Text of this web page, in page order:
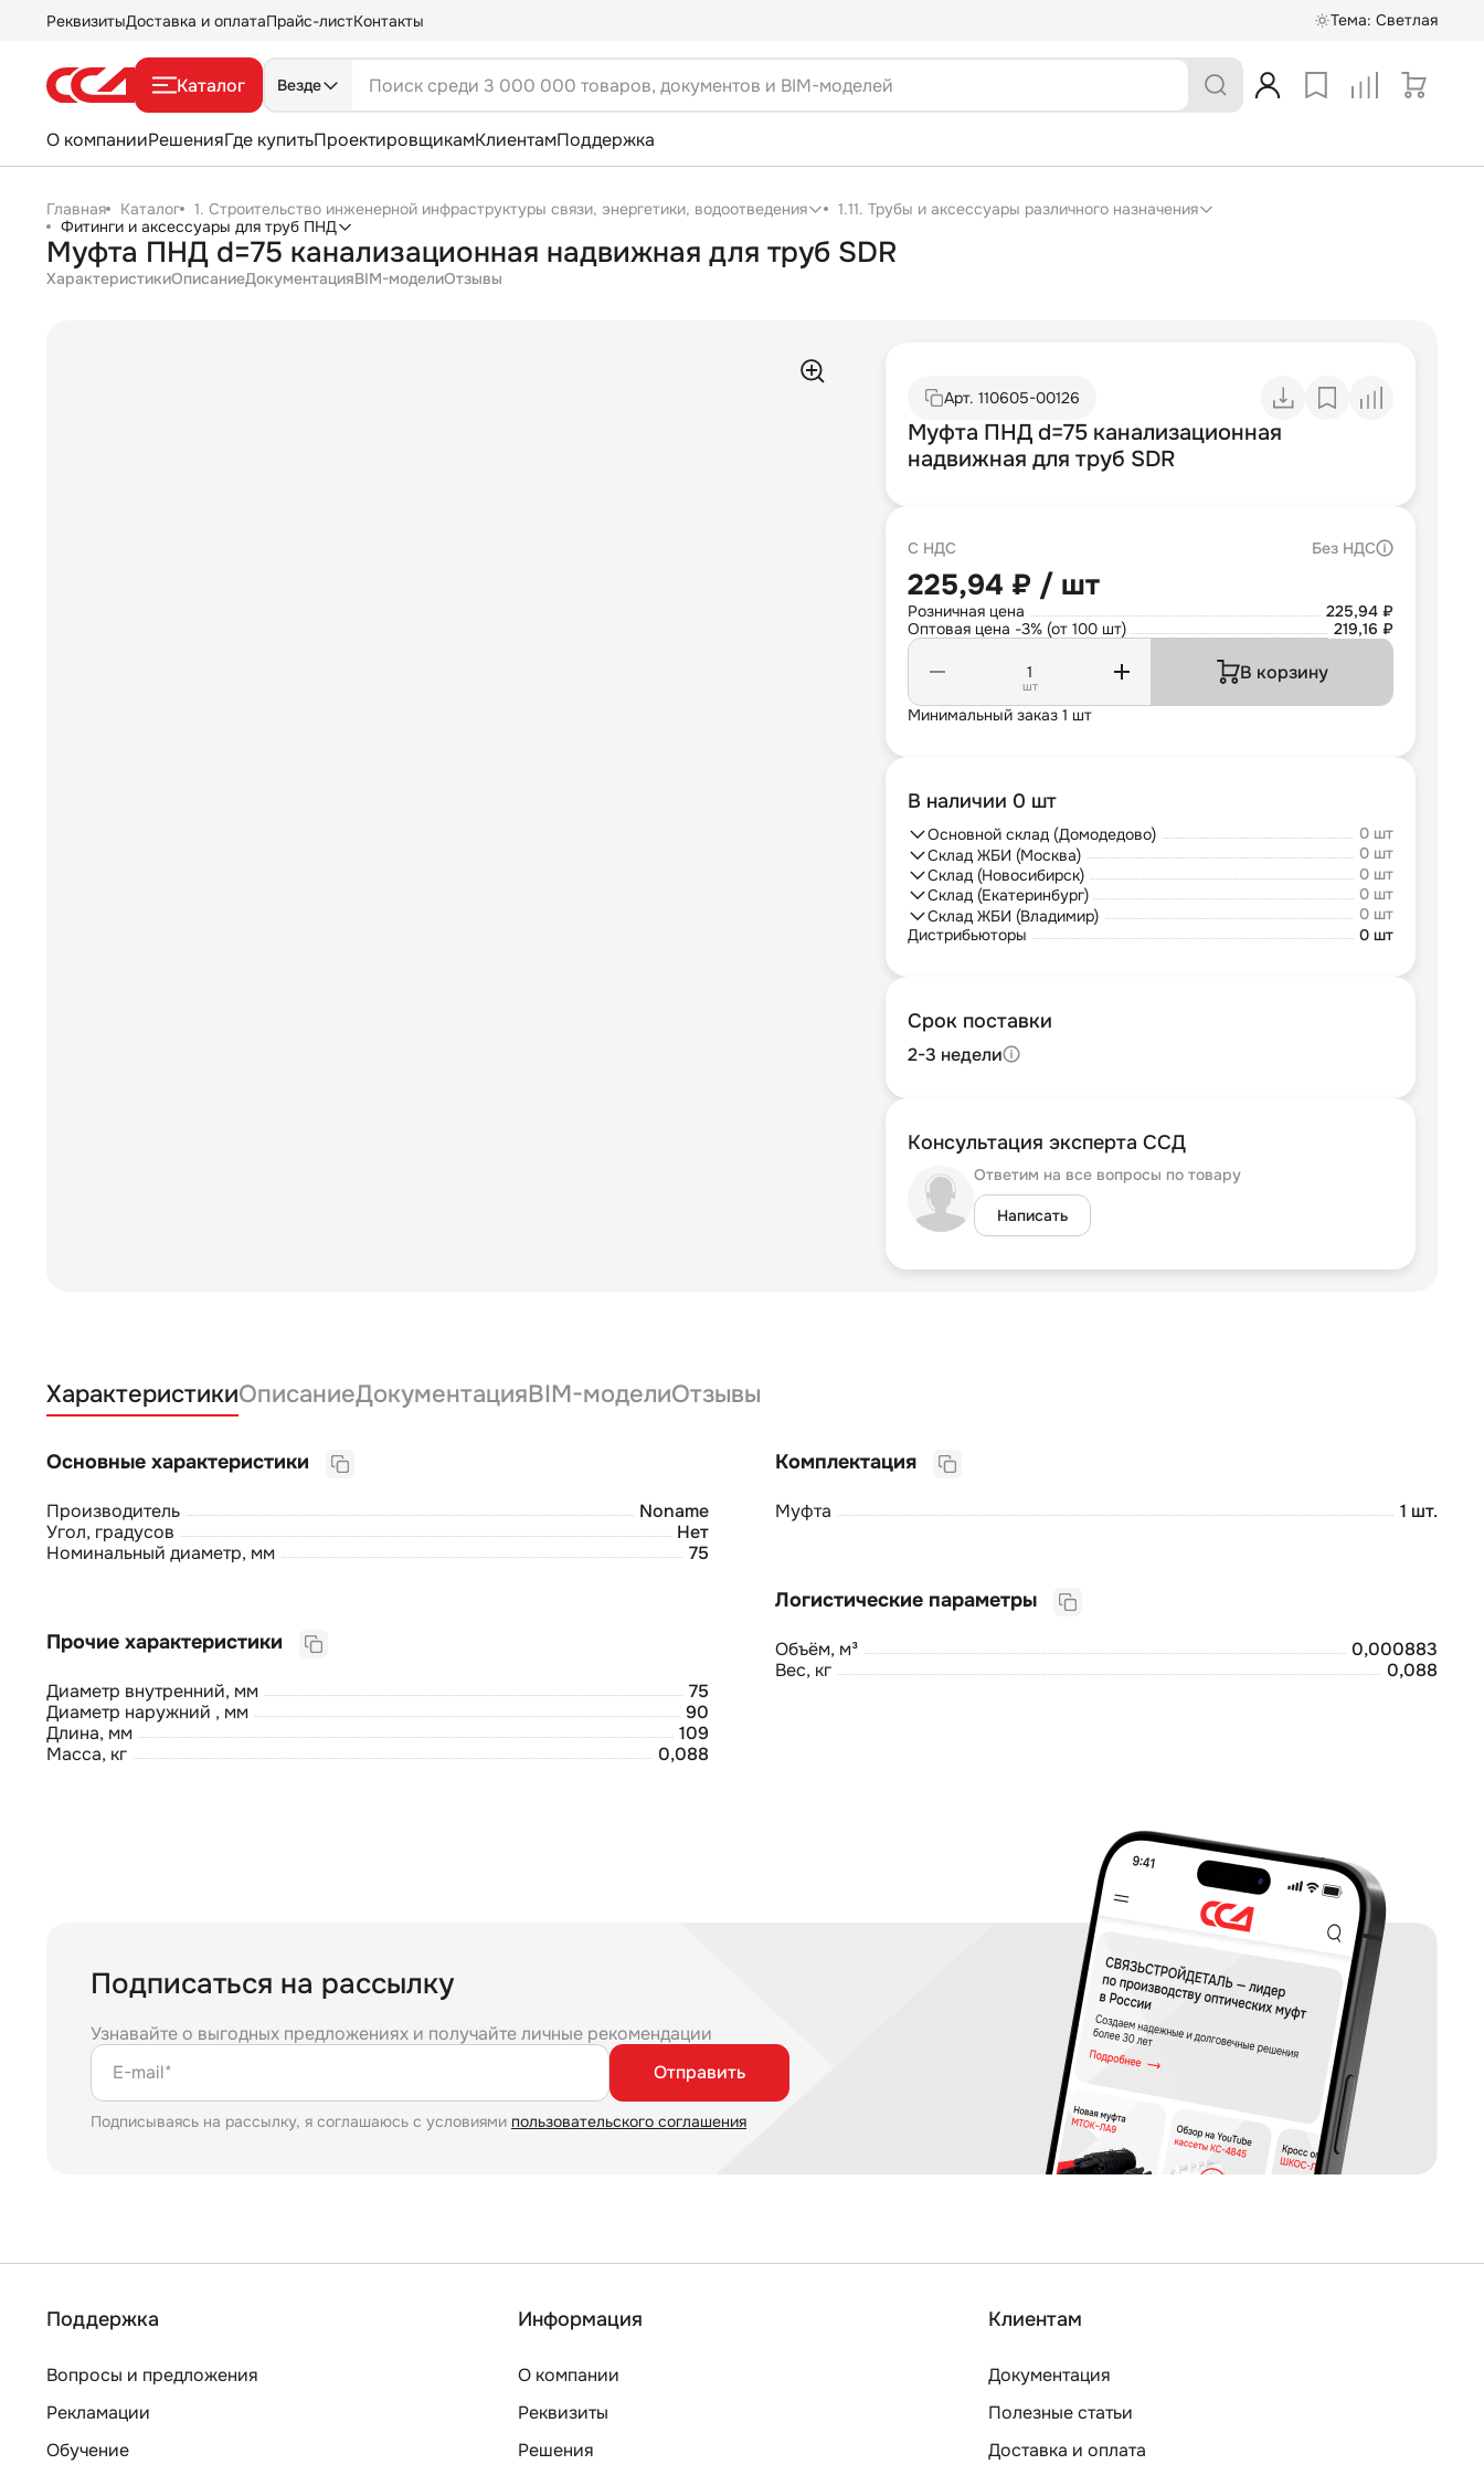
РеквизитыДоставка и оплатаПрайс-листКонтакты Тема: Светлая
Каталог Везде
О компанииРешенияГде купитьПроектировщикамКлиентамПоддержка
Главная Каталог 1. Строительство инженерной инфраструктуры связи, энергетики, водоотведения
1.11. Трубы и аксессуары различного назначения
Фитинги и аксессуары для труб ПНД
Муфта ПНД d=75 канализационная надвижная для труб SDR
ХарактеристикиОписаниеДокументацияBIM-моделиОтзывы
Арт. 110605-00126
Муфта ПНД d=75 канализационная
надвижная для труб SDR
С НДС Без НДС
225,94 ₽ / шт
Розничная цена
225,94 ₽
Оптовая цена -3% (от 100 шт)
219,16 ₽
шт
В корзину
Минимальный заказ 1 шт
В наличии 0 шт
Основной склад (Домодедово)
0 шт
Склад ЖБИ (Москва)
0 шт
Склад (Новосибирск)
0 шт
Склад (Екатеринбург)
0 шт
Склад ЖБИ (Владимир)
0 шт
Дистрибьюторы
0 шт
Срок поставки
2-3 недели
Консультация эксперта ССД
Ответим на все вопросы по товару
Написать
ХарактеристикиОписаниеДокументацияBIM-моделиОтзывы
Производитель
Noname
Угол, градусов
Нет
Номинальный диаметр, мм
75
Диаметр внутренний, мм
75
Диаметр наружний , мм
90
Длина, мм
109
Масса, кг
0,088
Муфта 1 шт.
Объём, м³
0,000883
Вес, кг
0,088
Подписаться на рассылку
Узнавайте о выгодных предложениях и получайте личные рекомендации
E-mail*
Отправить
Подписываясь на рассылку, я соглашаюсь с условиями пользовательского соглашения
Поддержка
Вопросы и предложения
Рекламации
Обучение
Информация
О компании
Реквизиты
Решения
Клиентам
Документация
Полезные статьи
Доставка и оплата